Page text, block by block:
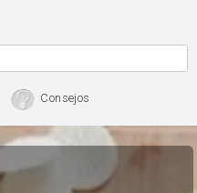
Consejos